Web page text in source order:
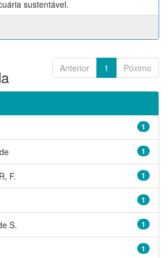
sustentável.
Anterior 1 Póximo
1
1
1
F.
1
1
S.
1